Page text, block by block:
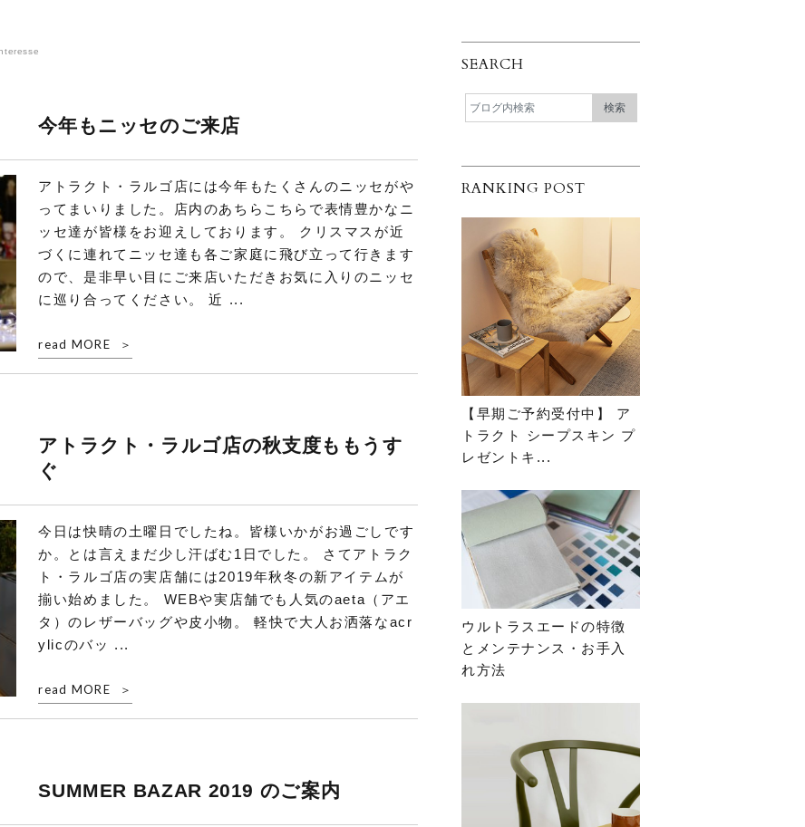
今年もニッセのご来店
アトラクト・ラルゴ店には今年もたくさんのニッセがや
ってまいりました。店内のあちらこちらで表情豊かなニ
ッセ達が皆様をお迎えしております。 クリスマスが近
づくに連れてニッセ達も各ご家庭に飛び立って行きます
ので、是非早い目にご来店いただきお気に入りのニッセ
に巡り合ってください。 近 ...
read MORE
アトラクト・ラルゴ店の秋支度ももうす
ぐ
今日は快晴の土曜日でしたね。皆様いかがお過ごしです
か。とは言えまだ少し汗ばむ1日でした。 さてアトラク
ト・ラルゴ店の実店舗には2019年秋冬の新アイテムが
揃い始めました。 WEBや実店舗でも人気のaeta（アエ
タ）のレザーバッグや皮小物。 軽快で大人お洒落なacr
ylicのバッ ...
read MORE
SUMMER BAZAR 2019 のご案内
SEARCH
RANKING POST
【早期ご予約受付中】 ア
トラクト シープスキン プ
レゼントキ...
ウルトラスエードの特徴
とメンテナンス・お手入
れ方法